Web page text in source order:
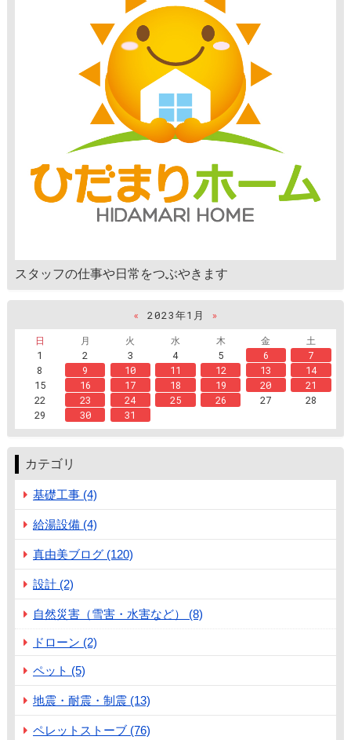
スタッフの仕事や日常をつぶやきます
« 2023年1月
»
日
月 火 水 木 金
土
1
2 3 4 5 6
7
8
9 10 11 12 13
14
15
16 17 18 19 20
21
22
23 24 25 26 27
28
29
30 31
カテゴリ
基礎工事 (4)
給湯設備 (4)
真由美ブログ (120)
設計 (2)
自然災害（雪害・水害など） (8)
ドローン (2)
ペット (5)
地震・耐震・制震 (13)
ペレットストーブ (76)